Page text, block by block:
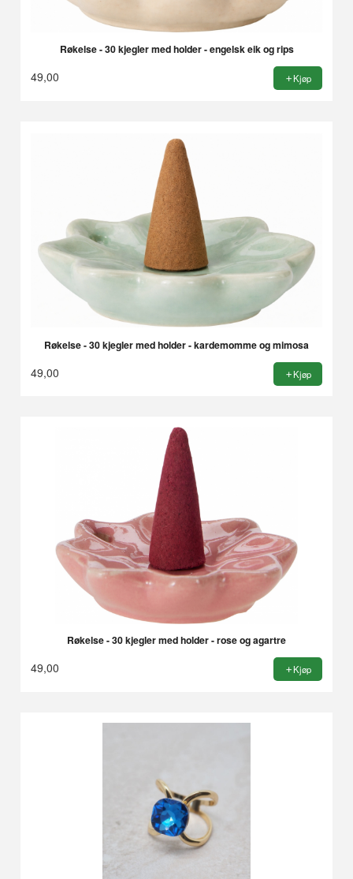
Røkelse - 30 kjegler med holder - engelsk eik og rips
49,00 Kjøp
Røkelse - 30 kjegler med holder - kardemomme og mimosa
49,00 Kjøp
Røkelse - 30 kjegler med holder - rose og agartre
49,00 Kjøp